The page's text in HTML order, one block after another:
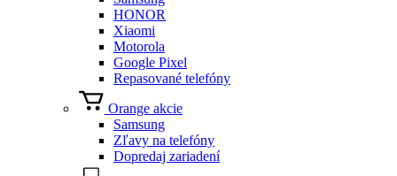
HONOR
Xiaomi
Motorola
Google Pixel
Repasované telefóny
Orange akcie
Samsung
Zľavy na telefóny
Dopredaj zariadení